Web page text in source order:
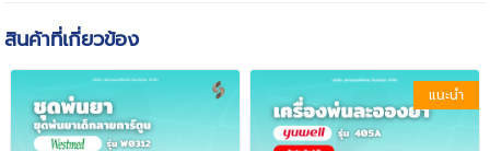
สินค้าที่เกี่ยวข้อง
แนะนำ